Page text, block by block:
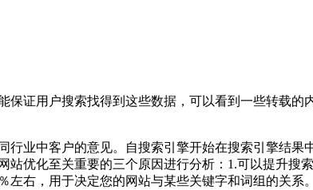
证用户搜索找得到这些数据，可以看到一些转载
业中客户的意见。自搜索引擎开始在搜索引擎结
站优化至关重要的三个原因进行分析：1.可以提升
右，用于决定您的网站与某些关键字和词组的关系。